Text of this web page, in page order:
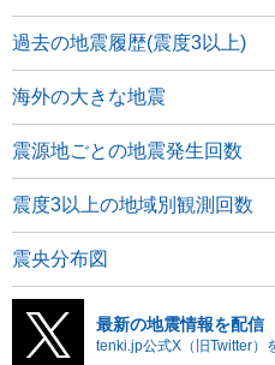
過去の地震履歴(震度3以上)
海外の大きな地震
震源地ごとの地震発生回数
震度3以上の地域別観測回数
震央分布図
最新の地震情報を配信
tenki.jp公式X（旧Twitter）